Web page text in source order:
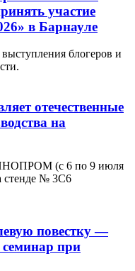
участие
в Барнауле
блогеров и
отечественные
на
(с 6 по 9 июля
№ 3С6
повестку —
семинар при